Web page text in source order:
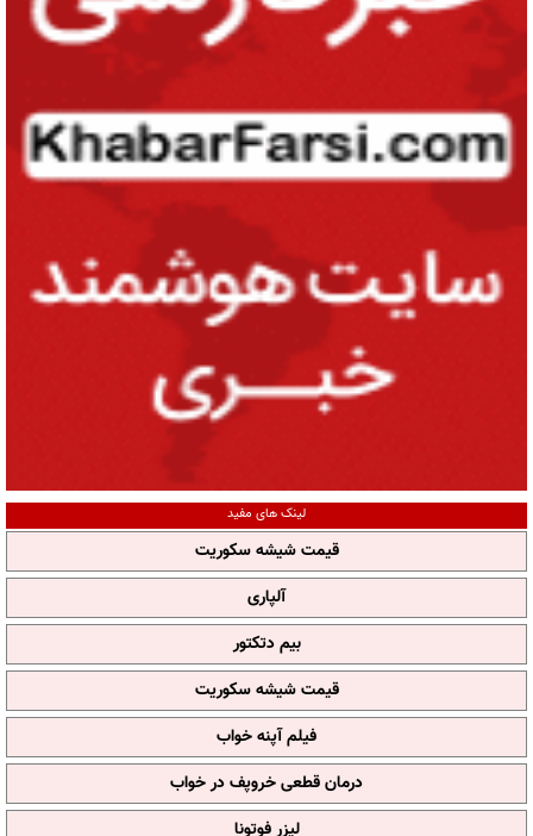
لینک های مفید
قیمت شیشه سکوریت
آلپاری
بیم دتکتور
قیمت شیشه سکوریت
فیلم آپنه خواب
درمان قطعی خروپف در خواب
لیزر فوتونا